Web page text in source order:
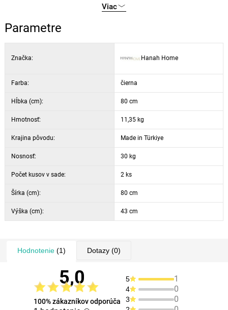
Veľkosť nožičiek: Šírka: 15 mm, hĺbka: 15 mm
cm
Rozmery menšieho stolíka: šírka: 60 cm, výška: 40 cm, hĺbka: 60
cm
Viac
Parametre
Značka: Hanah Home
Farba: čierna
Hĺbka (cm): 80 cm
Hmotnosť: 11,35 kg
Krajina pôvodu: Made in Türkiye
Nosnosť: 30 kg
Počet kusov v sade: 2 ks
Šírka (cm): 80 cm
Výška (cm): 43 cm
Hodnotenie(1) Dotazy(0)
5,0
100% zákazníkov odporúča
5 1
4 0
3 0